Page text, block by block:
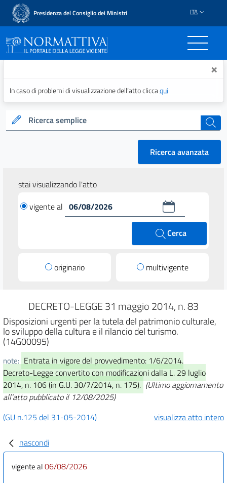
Presidenza del Consiglio dei Ministri ITA
Normattiva - Il portale ×
In caso di problemi di visualizzazione dell’atto cliccaqui
Ricerca semplice cerca
Ricerca avanzata
stai visualizzando l'atto
vigente al
Cerca
originario multivigente
DECRETO-LEGGE 31 maggio 2014, n. 83
Disposizioni urgenti per la tutela del patrimonio culturale,
lo sviluppo della cultura e il rilancio del turismo.
(14G00095)
note: Entrata in vigore del provvedimento: 1/6/2014.
Decreto-Legge convertito con modificazioni dalla L. 29 luglio
2014, n. 106 (in G.U. 30/7/2014, n. 175). (Ultimo aggiornamento
all'atto pubblicato il 12/08/2025)
(GU n.125 del 31-05-2014)
visualizza atto intero
nascondi
vigente al06/08/2026